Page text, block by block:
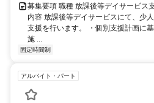
募集要項 職種 放課後等デイサービス
内容 放課後等デイサービスにて、少
支援を行います。 ・個別支援計画に
施 ...
固定時間制
アルバイト・パート